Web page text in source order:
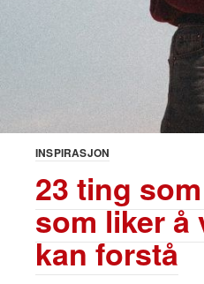
INSPIRASJON
23 ting
som liker å
kan forstå